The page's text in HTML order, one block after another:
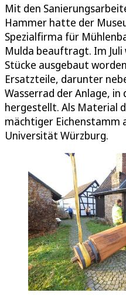
Mit den
Hammer hatte der
Spezialfirma für
Mulda beauftragt. Im
Stücke ausgebaut
Ersatzteile, darunter
Wasserrad der Anlage,
hergestellt. Als Material
mächtiger Eichenstamm
Universität Würzburg.